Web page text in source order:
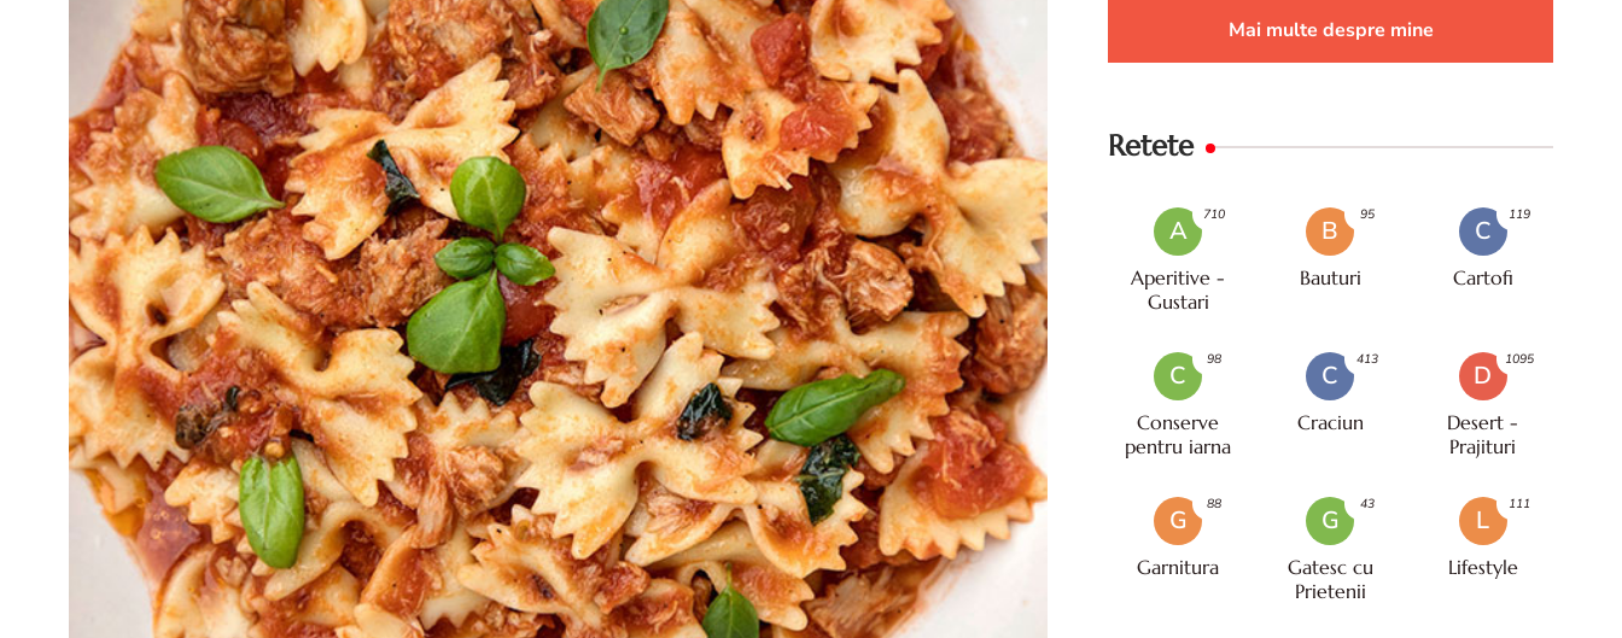
Mai multe despre mine
Retete
A
Aperitive -
Gustari
710
B
Bauturi
95
C
Cartofi
119
C
Conserve
pentru iarna
98
C
Craciun
413
D
Desert -
Prajituri
1095
G
Garnitura
88
G
Gatesc cu
Prietenii
43
L
Lifestyle
111